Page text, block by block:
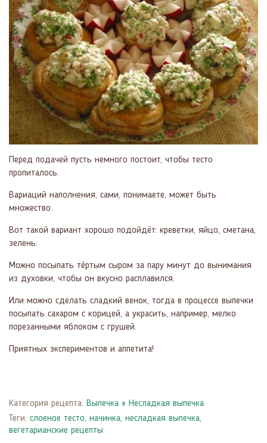
Перед подачей пусть немного постоит, чтобы тесто
пропиталось.
Вариаций наполнения, сами, понимаете, может быть
множество.
Вот такой вариант хорошо подойдёт: креветки, яйцо, сметана,
зелень.
Можно посыпать тёртым сыром за пару минут до вынимания
из духовки, чтобы он вкусно расплавился.
Или можно сделать сладкий венок, тогда в процессе выпечки
посыпать сахаром с корицей, а украсить, например, мелко
порезанными яблоком с грушей.
Приятных экспериментов и аппетита!
Категория рецепта: Выпечка » Несладкая выпечка
Теги: слоеное тесто, начинка, несладкая выпечка,
вегетарианские рецепты